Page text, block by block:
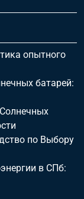
опытного
батарей:
по Выбору
в СПб: